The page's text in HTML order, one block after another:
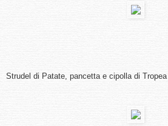
Strudel di Patate, pancetta e cipolla di Tropea